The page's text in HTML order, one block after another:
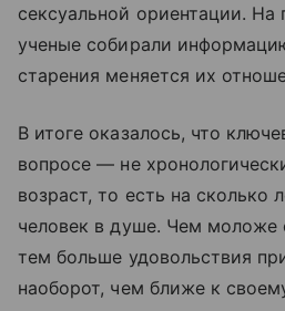
сексуальной ориентации. На
ученые собирали
старения меняется их
В итоге оказалось, что
вопросе — не
возраст, то есть на сколько
человек в душе. Чем моложе
тем больше удовольствия
наоборот, чем ближе к